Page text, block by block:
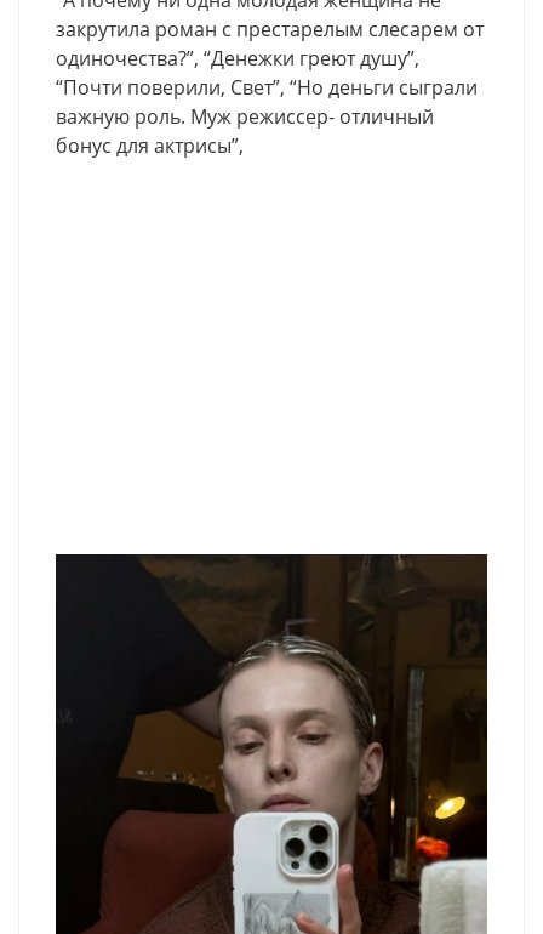
закрутила роман с престарелым слесарем от
одиночества?”, “Денежки греют душу”,
“Почти поверили, Свет”, “Но деньги сыграли
важную роль. Муж режиссер- отличный
бонус для актрисы”,